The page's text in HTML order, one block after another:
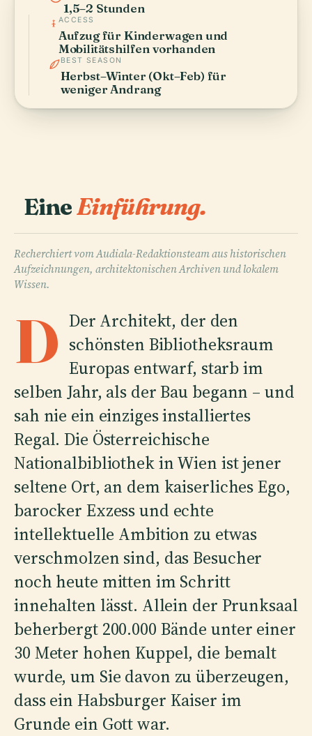
1,5–2 Stunden
ACCESS
Aufzug für Kinderwagen und
Mobilitätshilfen vorhanden
BEST SEASON
Herbst–Winter (Okt–Feb) für
weniger Andrang
EineEinführung.
Recherchiert vom Audiala-Redaktionsteam aus historischen
Aufzeichnungen, architektonischen Archiven und lokalem
Wissen.
D Der Architekt, der den
schönsten Bibliotheksraum
Europas entwarf, starb im
selben Jahr, als der Bau begann – und
sah nie ein einziges installiertes
Regal. Die Österreichische
Nationalbibliothek in Wien ist jener
seltene Ort, an dem kaiserliches Ego,
barocker Exzess und echte
intellektuelle Ambition zu etwas
verschmolzen sind, das Besucher
noch heute mitten im Schritt
innehalten lässt. Allein der Prunksaal
beherbergt 200.000 Bände unter einer
30 Meter hohen Kuppel, die bemalt
wurde, um Sie davon zu überzeugen,
dass ein Habsburger Kaiser im
Grunde ein Gott war.